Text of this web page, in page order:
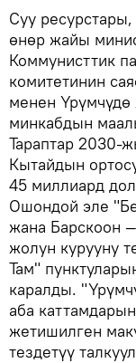
Суу
өнөр жайы
Коммунисттик
комитетинин
менен Үрүмчүдө
минкабдын
Тараптар 2030-
Кытайдын
45 миллиард
Ошондой эле
жана Барскоон
жолун курууну
Там"
каралды.
аба
жетишилген
тездетүү